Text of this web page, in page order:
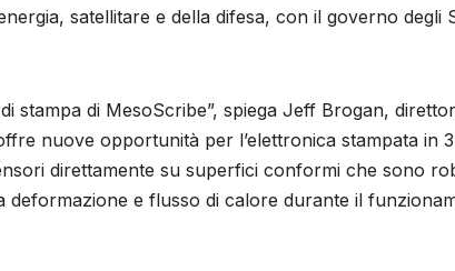
satellitare e della difesa, con il governo degli
stampa di MesoScribe”, spiega Jeff Brogan,
nuove opportunità per l’elettronica stampata in
direttamente su superfici conformi che sono
deformazione e flusso di calore durante il